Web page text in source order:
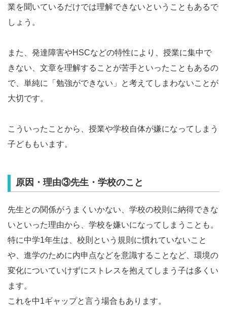
業を聞いているだけでは理解できないということもあるで
しょう。
また、発達障害やHSCなどの特性により、授業に集中で
きない、文章を理解することが苦手といったこともあるの
で、単純に「勉強ができない」と考えてしまわないことが
大切です。
こういったことから、授業や学校自体が嫌になってしまう
子どももいます。
原因・理由③先生・学校のこと
先生との関係がうまくいかない、学校の校則に納得できな
いといった理由から、学校を嫌いになってしまうことも。
特に中学1年生は、校則という規則に慣れていないこと
や、進学のために内申点などを意識することなど、環境の
変化についていけずにストレスを抱えてしまう子は多くい
ます。
これを中1ギャップと言う場合もあります。